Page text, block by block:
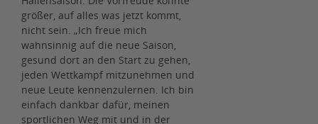
größer, auf alles was jetzt kommt,
nicht sein. „Ich freue mich
wahnsinnig auf die neue Saison,
gesund dort an den Start zu gehen,
jeden Wettkampf mitzunehmen und
neue Leute kennenzulernen. Ich bin
einfach dankbar dafür, meinen
sportlichen Weg mit und in der